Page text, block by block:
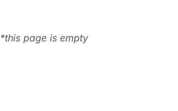
*this page is empty